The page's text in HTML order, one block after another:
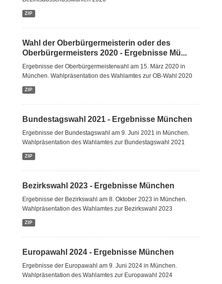
ZIP
Wahl der Oberbürgermeisterin oder des
Oberbürgermeisters 2020 - Ergebnisse Mü...
Ergebnisse der Oberbürgermeisterwahl am 15. März 2020 in
München. Wahlpräsentation des Wahlamtes zur OB-Wahl 2020
ZIP
Bundestagswahl 2021 - Ergebnisse München
Ergebnisse der Bundestagswahl am 9. Juni 2021 in München.
Wahlpräsentation des Wahlamtes zur Bundestagswahl 2021
ZIP
Bezirkswahl 2023 - Ergebnisse München
Ergebnisse der Bezirkswahl am 8. Oktober 2023 in München.
Wahlpräsentation des Wahlamtes zur Bezirkswahl 2023
ZIP
Europawahl 2024 - Ergebnisse München
Ergebnisse der Europawahl am 9. Juni 2024 in München.
Wahlpräsentation des Wahlamtes zur Europawahl 2024